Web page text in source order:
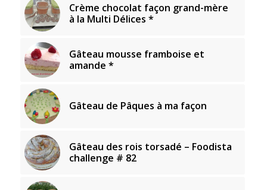
Crème chocolat façon grand-mère
à la Multi Délices *
Gâteau mousse framboise et
amande *
Gâteau de Pâques à ma façon
Gâteau des rois torsadé – Foodista
challenge # 82